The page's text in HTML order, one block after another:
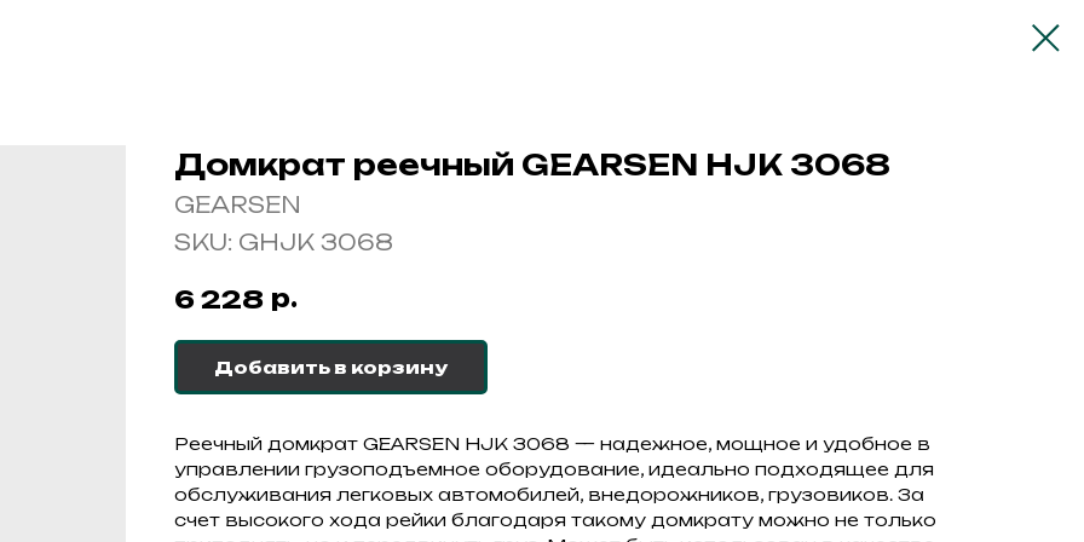
Домкрат реечный GEARSEN HJK 3068
GEARSEN
SKU: GHJK 3068
6 228 р.
Добавить в корзину
Реечный домкрат GEARSEN HJK 3068 — надежное, мощное и удобное в
управлении грузоподъемное оборудование, идеально подходящее для
обслуживания легковых автомобилей, внедорожников, грузовиков. За
счет высокого хода рейки благодаря такому домкрату можно не только